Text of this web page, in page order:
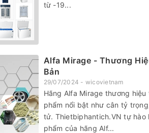
từ -19...
Alfa Mirage - Thương
Bản
29/07/2024 - wicovietnam
Hãng Alfa Mirage thương
phẩm nổi bật như cân tỷ
tử. Thietbiphantich.VN tự hào
phẩm của hãng Alf...